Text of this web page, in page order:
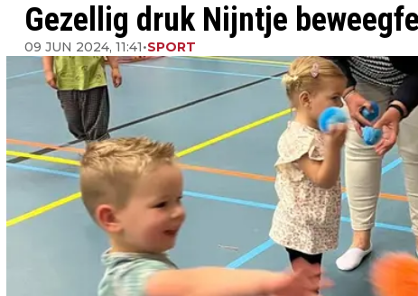
Gezellig druk Nijntje
09 JUN 2024, 11:41•SPORT